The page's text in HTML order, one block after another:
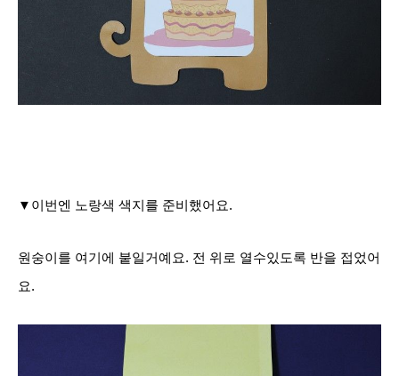
▼이번엔 노랑색 색지를 준비했어요.
원숭이를 여기에 붙일거예요. 전 위로 열수있도록 반을 접었어
요.